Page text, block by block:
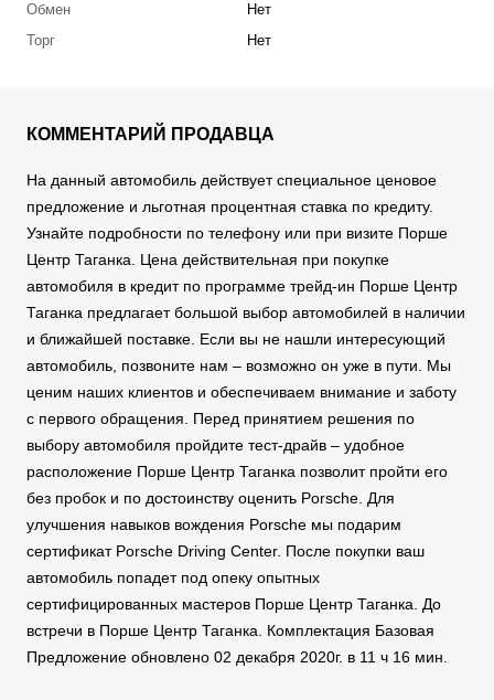
Обмен
Нет
Торг
Нет
КОММЕНТАРИЙ ПРОДАВЦА
На данный автомобиль действует специальное ценовое
предложение и льготная процентная ставка по кредиту.
Узнайте подробности по телефону или при визите Порше
Центр Таганка. Цена действительная при покупке
автомобиля в кредит по программе трейд-ин Порше Центр
Таганка предлагает большой выбор автомобилей в наличии
и ближайшей поставке. Если вы не нашли интересующий
автомобиль, позвоните нам – возможно он уже в пути. Мы
ценим наших клиентов и обеспечиваем внимание и заботу
с первого обращения. Перед принятием решения по
выбору автомобиля пройдите тест-драйв – удобное
расположение Порше Центр Таганка позволит пройти его
без пробок и по достоинству оценить Porsche. Для
улучшения навыков вождения Porsche мы подарим
сертификат Porsche Driving Center. После покупки ваш
автомобиль попадет под опеку опытных
сертифицированных мастеров Порше Центр Таганка. До
встречи в Порше Центр Таганка. Комплектация Базовая
Предложение обновлено 02 декабря 2020г. в 11 ч 16 мин.